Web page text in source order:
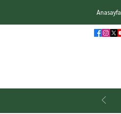
Anasayfa